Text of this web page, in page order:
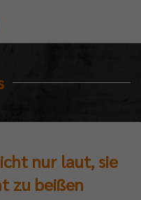
nur laut, sie
zu beißen